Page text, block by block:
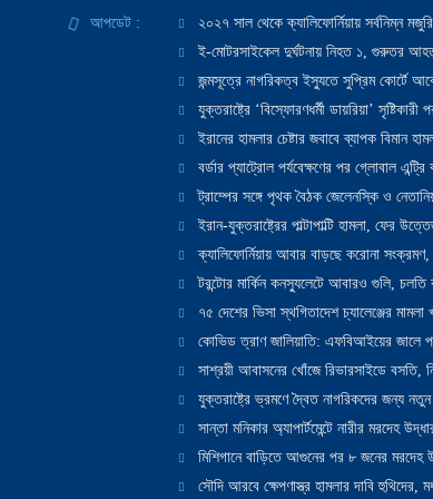
আপডেট :
২০২৭ সাল থেকে ক্যালিফোর্নিয়ায় সর্বনিম্ন
ই-মোটরসাইকেল দুর্ঘটনায় নিহত ১, গুরুতর
জন্মসূত্রে নাগরিকত্ব ইস্যুতে সুপ্রিম কোর্টে
যুক্তরাষ্ট্রে ‘বিস্ফোরণধর্মী ডায়রিয়া’
ইরানের হামলার চেষ্টার জবাবে ব্যাপক বিমান
বর্ডার প্যাট্রোল পর্যবেক্ষণের পর গ্লোবাল
ট্রাম্পের সঙ্গে পৃথক বৈঠক জেলেনস্কি ও
ইরান-যুক্তরাষ্ট্রের পাল্টাপাল্টি হামলা, ফের
ক্যালিফোর্নিয়ায় আবার বাড়ছে করোনা সংক্রমণ,
টরন্টোর মার্কিন কনস্যুলেটে আবারও গুলি, চলতি
৭৫ দেশের ভিসা স্থগিতাদেশ চ্যালেঞ্জের
কোভিড ত্রাণ জালিয়াতি: এফবিআইয়ের জালে
সাশ্রয়ী আবাসনের খোঁজে রিভারসাইডে বসতি,
যুক্তরাষ্ট্রে ভ্রমণে দ্বৈত নাগরিকদের জন্য নতুন
সান্তা মনিকার অ্যাপার্টমেন্টে নারীর মরদেহ
মিশিগানে বাড়িতে আগুনের পর ৮ জনের মরদেহ
সৌদি আরবে ক্ষেপণাস্ত্র হামলার দাবি